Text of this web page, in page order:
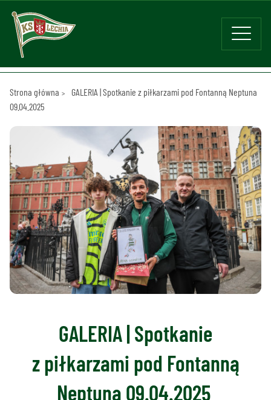
Strona główna
GALERIA | Spotkanie z piłkarzami pod Fontanną Neptuna
09.04.2025
GALERIA | Spotkanie
z piłkarzami pod Fontanną
Neptuna 09.04.2025